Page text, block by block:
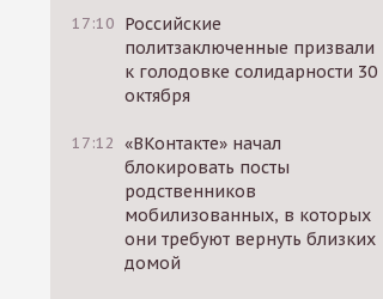
17:10 Российские
политзаключенные призвали
к голодовке солидарности 30
октября
17:12 «ВКонтакте» начал
блокировать посты
родственников
мобилизованных, в которых
они требуют вернуть близких
домой